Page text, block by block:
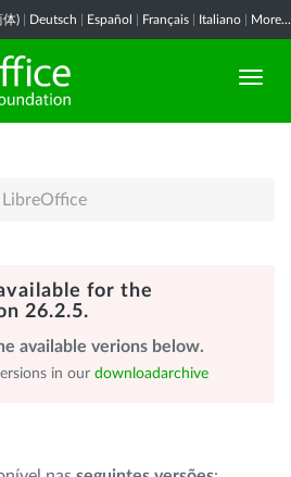
体) Deutsch Español Français Italiano More...
for the
26.2.5.
available verions below.
in our downloadarchive